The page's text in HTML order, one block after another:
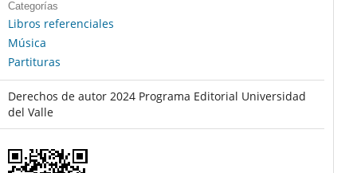
Categorías
Libros referenciales
Música
Partituras
Derechos de autor 2024 Programa Editorial Universidad
del Valle